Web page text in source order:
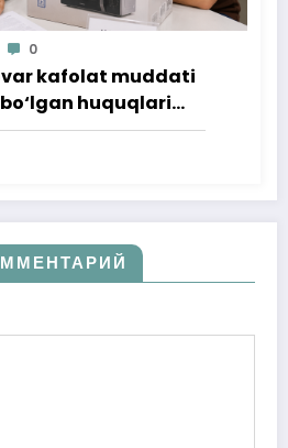
0
kafolat muddati
huquqlari